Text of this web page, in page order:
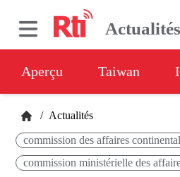
Actualités
Aperçu Taiwan
/ Actualités
commission des affaires
commission ministérielle des